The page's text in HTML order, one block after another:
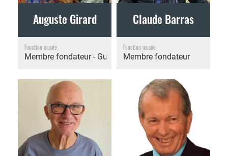
Auguste Girard
Fonction musée
Membre fondateur - Guide
Claude Barras
Fonction musée
Membre fondateur